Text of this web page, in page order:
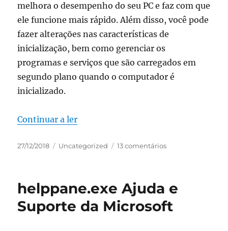
melhora o desempenho do seu PC e faz com que
ele funcione mais rápido. Além disso, você pode
fazer alterações nas características de
inicialização, bem como gerenciar os
programas e serviços que são carregados em
segundo plano quando o computador é
inicializado.
Continuar a ler“msconfig.exe System
Publicado
27/12/2018 Categorias
Uncategorized 13 comentáriosem
Utility
helppane.exe Ajuda e
Suporte da Microsoft